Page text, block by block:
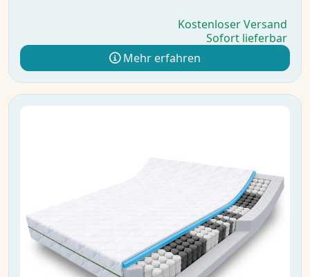
Kostenloser Versand
Sofort lieferbar
Mehr erfahren